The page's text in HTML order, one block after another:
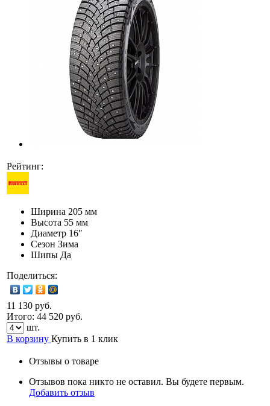
Рейтинг:
Ширина 205 мм
Высота 55 мм
Диаметр 16″
Сезон Зима
Шипы Да
Поделиться:
11 130 руб.
Итого: 44 520 руб.
шт.
В корзину Купить в 1 клик
Отзывы о товаре
Отзывов пока никто не оставил. Вы будете первым.
Добавить отзыв